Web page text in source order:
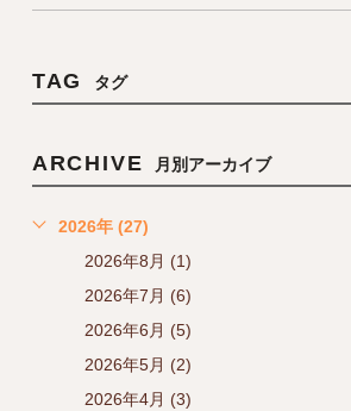
TAG タグ
ARCHIVE 月別アーカイブ
2026年 (27)
2026年8月 (1)
2026年7月 (6)
2026年6月 (5)
2026年5月 (2)
2026年4月 (3)